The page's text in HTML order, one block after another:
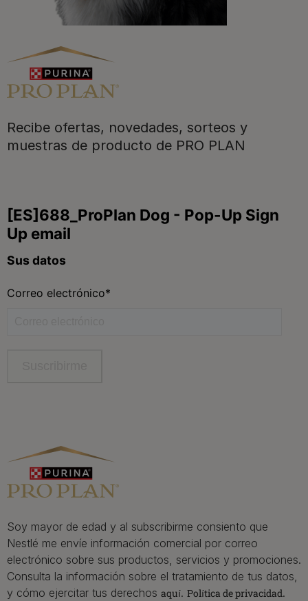
Recibe ofertas, novedades, sorteos y
muestras de producto de PRO PLAN
Soy mayor de edad y al subscribirme consiento que
Nestlé me envíe información comercial por correo
electrónico sobre sus productos, servicios y promociones.
Consulta la información sobre el tratamiento de tus datos,
y cómo ejercitar tus derechos aquí. Política de privacidad.
Purina
Para nuestros socios
facebook
©Reg. Marcas de Nestle S.A.
Gestión de Derechos